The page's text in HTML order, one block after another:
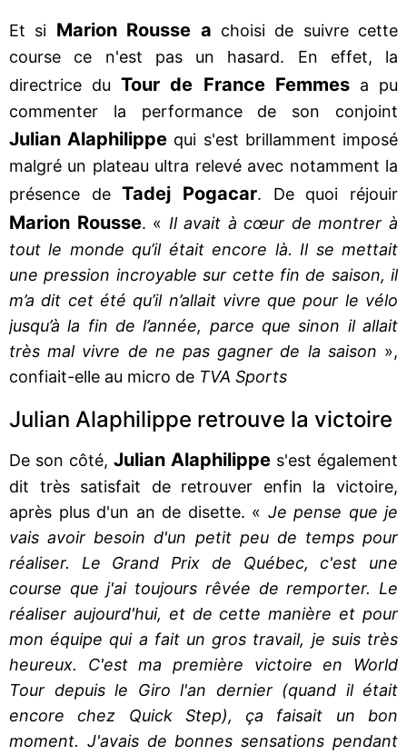
Et si Marion Rousse a choisi de suivre cette
course ce n'est pas un hasard. En effet, la
directrice duTour de France Femmesa pu
commenter la performance de son conjoint
Julian Alaphilippe qui s'est brillamment imposé
malgré un plateau ultra relevé avec notamment la
présence deTadej Pogacar. De quoi réjouir
Marion Rousse. « Il avait à cœur de montrer à
tout le monde qu’il était encore là. Il se mettait
une pression incroyable sur cette fin de saison, il
m’a dit cet été qu’il n’allait vivre que pour le vélo
jusqu’à la fin de l’année, parce que sinon il allait
très mal vivre de ne pas gagner de la saison »,
confiait-elle au micro de TVA Sports
Julian Alaphilippe retrouve la victoire
De son côté, Julian Alaphilippe s'est également
dit très satisfait de retrouver enfin la victoire,
après plus d'un an de disette. « Je pense que je
vais avoir besoin d'un petit peu de temps pour
réaliser. Le Grand Prix de Québec, c'est une
course que j'ai toujours rêvée de remporter. Le
réaliser aujourd'hui, et de cette manière et pour
mon équipe qui a fait un gros travail, je suis très
heureux. C'est ma première victoire en World
Tour depuis le Giro l'an dernier (quand il était
encore chez Quick Step), ça faisait un bon
moment. J'avais de bonnes sensations pendant